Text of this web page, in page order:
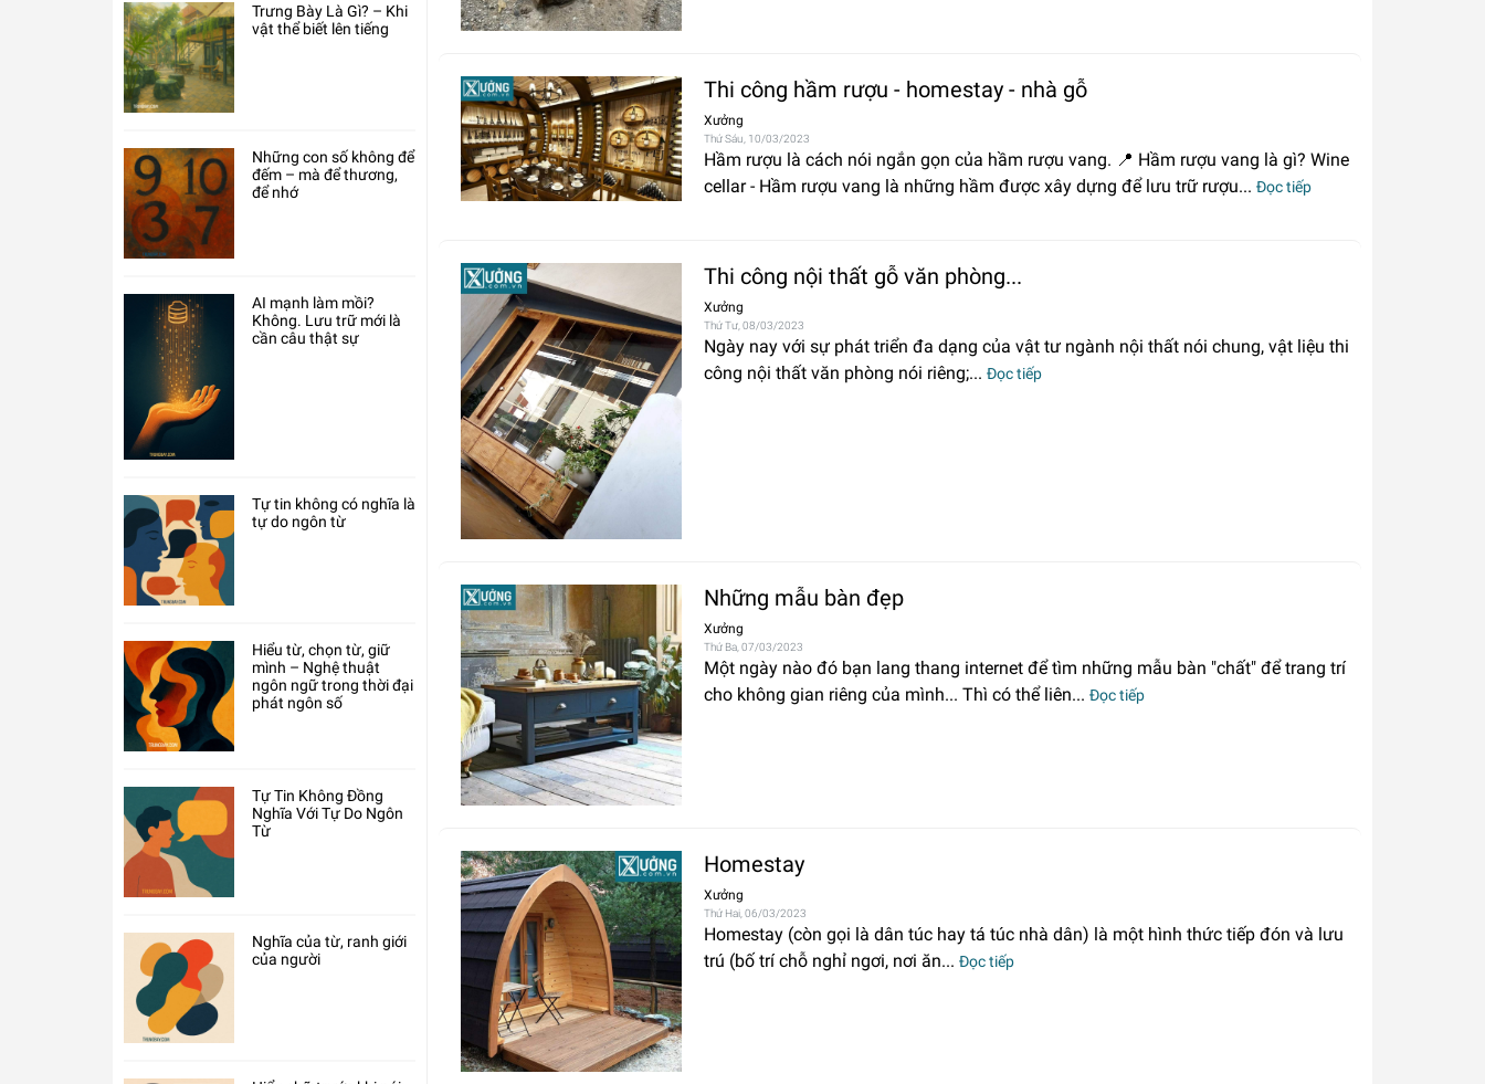
Trưng Bày Là Gì? – Khi
vật thể biết lên tiếng
Những con số không để
đếm – mà để thương,
để nhớ
AI mạnh làm mồi?
Không. Lưu trữ mới là
cần câu thật sự
Tự tin không có nghĩa là
tự do ngôn từ
Hiểu từ, chọn từ, giữ
mình – Nghệ thuật
ngôn ngữ trong thời đại
phát ngôn số
Tự Tin Không Đồng
Nghĩa Với Tự Do Ngôn
Từ
Nghĩa của từ, ranh giới
của người
Thi công hầm rượu - homestay - nhà gỗ
Xưởng
Thứ Sáu, 10/03/2023
Hầm rượu là cách nói ngắn gọn của hầm rượu vang. 📍 Hầm rượu vang là gì? Wine
cellar - Hầm rượu vang là những hầm được xây dựng để lưu trữ rượu... Đọc tiếp
Thi công nội thất gỗ văn phòng...
Xưởng
Thứ Tư, 08/03/2023
Ngày nay với sự phát triển đa dạng của vật tư ngành nội thất nói chung, vật liệu thi
công nội thất văn phòng nói riêng;... Đọc tiếp
Những mẫu bàn đẹp
Xưởng
Thứ Ba, 07/03/2023
Một ngày nào đó bạn lang thang internet để tìm những mẫu bàn "chất" để trang trí
cho không gian riêng của mình... Thì có thể liên... Đọc tiếp
Homestay
Xưởng
Thứ Hai, 06/03/2023
Homestay (còn gọi là dân túc hay tá túc nhà dân) là một hình thức tiếp đón và lưu
trú (bố trí chỗ nghỉ ngơi, nơi ăn... Đọc tiếp